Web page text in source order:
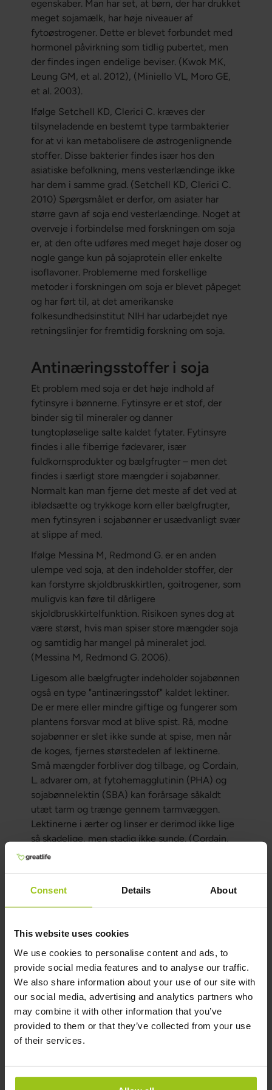
Consent Details About
This website uses cookies
We use cookies to personalise content and ads, to
provide social media features and to analyse our traffic.
We also share information about your use of our site with
our social media, advertising and analytics partners who
may combine it with other information that you’ve
provided to them or that they’ve collected from your use
of their services.
egenskaber. Man har set, at børn, der har drukket
meget sojamælk, har høje niveauer af
fytoøstrogener. Dette er blevet forbundet med
hormonel påvirkning som tidlig pubertet, men
der findes ingen endelige beviser. (Kwok MK,
Leung GM, et al. 2012), (Miniello VL, Moro GE,
et al. 2003).
Ifølge Setchell KD, Clerici C. kræves der
tilsyneladende en bestemt type tarmbakterier
for at vi kan metabolisere de østrogenlignende
stoffer. Disse bakterier findes især hos den
asiatiske befolkning, mens vesterlændinge ikke
har dem i samme grad. (Setchell KD, Clerici C.
2010) Spørgsmålet er derfor, om asiater har
større gavn af soja end vesterlændinge. Noget at
overveje i forbindelse med forskningen om soja
er, at den ofte udføres med meget høje doser og
nogle gange kun på sojaprotein eller enkelte
isoflavoner. Problemerne med forskellige
metoder i forskningen om soja er blevet påpeget
og har ført til, at det amerikanske
folkesundhedsinstitut NIH har udarbejdet nye
retningslinjer for fremtidig forskning om soja.
Antinæringsstoffer i soja
Et problem med soja er det høje indhold af
fytinsyre i bønnerne. Fytinsyre er et stof, der
binder sig til mineraler og danner
tungtopløselige salte kaldet fytater. Fytinsyre
findes i alle fiberrige fødevarer, især
fuldkornsprodukter og bælgfrugter – men det
findes i særligt store mængder i sojabønner.
Normalt kan man fjerne det meste af det ved at
iblødsætte og trykkoge korn eller bælgfrugter,
men fytinsyren i sojabønner er usædvanligt svær
at slippe af med.
Ifølge Messina M, Redmond G. er en anden
ulempe ved soja, at den indeholder stoffer, der
kan forstyrre skjoldbruskkirtlen, goitrogener, som
muligvis kan føre til dårligere
skjoldbruskkirtelfunktion. Risikoen synes dog at
være størst, hvis man spiser store mængder soja
og samtidig har mangel på mineralet jod.
(Messina M, Redmond G. 2006).
Ligesom alle bælgfrugter indeholder sojabønnen
også en type "antinæringsstof" kaldet lektiner.
De er mere eller mindre giftige og fungerer som
plantens forsvar mod at blive spist. Rå, modne
sojabønner er slet ikke sunde at spise, men når
de koges, fjernes størstedelen af lektinerne.
Små mængder forbliver dog tilbage, og Cordain,
L. advarer om, at fytohemagglutinin (PHA) og
sojabønnelektin (SBA) kan forårsage såkaldt
utæt tarm og trænge gennem tarmvæggen.
Lektinerne i ærter og linser er derimod ikke lige
så skadelige, men stadig ikke sunde. (Cordain,
L.)
Ifølge Shrivastava A et al. er et andet stof i soja,
som kroppen kan reagere på, saponiner. Disse er
huller i tarmens slimhinde og gøre den mere
gennemtrængelig. Desværre ødelægges
saponinerne ikke ved kogning, men derimod ved
fermentering og spiring. Sojabønner har det
højeste indhold af saponiner af alle bælgfrugter,
og de er særligt koncentrerede i isoleret
sojaprotein. (Shrivastava A et al. 2006)
bedst?